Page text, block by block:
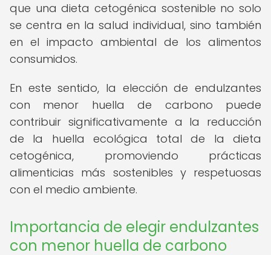
que una dieta cetogénica sostenible no solo
se centra en la salud individual, sino también
en el impacto ambiental de los alimentos
consumidos.
En este sentido, la elección de endulzantes
con menor huella de carbono puede
contribuir significativamente a la reducción
de la huella ecológica total de la dieta
cetogénica, promoviendo prácticas
alimenticias más sostenibles y respetuosas
con el medio ambiente.
Importancia de elegir endulzantes
con menor huella de carbono